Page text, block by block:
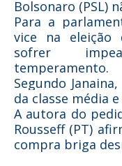
Bolsonaro (PSL)
Para a
vice na eleição
sofrer
temperamento.
Segundo
da classe média
A autora do
Rousseff (PT)
compra briga